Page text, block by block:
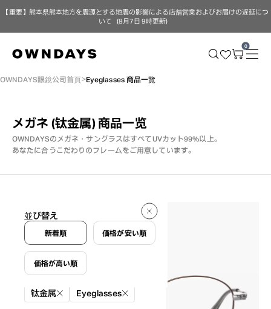
【重要】熊本県熊本地方を震源とする地震の影響による店舗営業およびお届けの遅延につ
いて（8月7日 9時更新）
0
OWNDAYS眼鏡公司首頁 Eyeglasses 商品一覽
メガネ (钛金属) 商品一览
OWNDAYSのメガネ・サングラスはすべてUVカット99%以上。
あなたに合うこだわりのフレームをご用意しています。
絞り込み条件
钛金属 Eyeglasses
並び替え
新着順 価格が安い順
価格が高い順